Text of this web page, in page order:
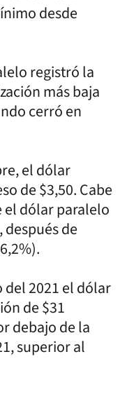
desde
registró la
más baja
cerró en
el dólar
de $3,50. Cabe
dólar paralelo
después de
2021 el dólar
de $31
debajo de la
superior al